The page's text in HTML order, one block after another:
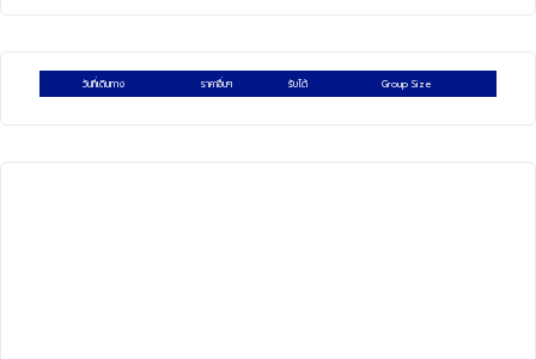
วันที่เดินทาง ราคาอื่นๆ รับได้ Group Size